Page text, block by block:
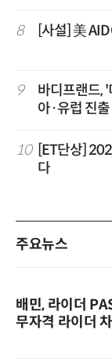
8 [사설] 美
9
바디프랜드,
아·유럽 진출
10
[ET단상]
다
주요뉴스
배민, 라이더
무자격 라이더